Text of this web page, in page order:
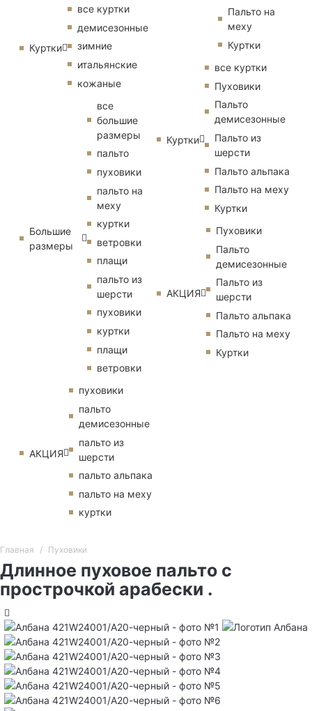
Куртки
все куртки
демисезонные
зимние
итальянские
кожаные
Большие
размеры
все
большие
размеры
пальто
пуховики
пальто на
меху
куртки
ветровки
плащи
пальто из
шерсти
пуховики
куртки
плащи
ветровки
АКЦИЯ
пуховики
пальто
демисезонные
пальто из
шерсти
пальто альпака
пальто на меху
куртки
Пальто на
меху
Куртки
Куртки
все куртки
Пуховики
Пальто
демисезонные
Пальто из
шерсти
Пальто альпака
Пальто на меху
Куртки
АКЦИЯ
Пуховики
Пальто
демисезонные
Пальто из
шерсти
Пальто альпака
Пальто на меху
Куртки
Главная Пуховики
Длинное пуховое пальто с
прострочкой арабески .